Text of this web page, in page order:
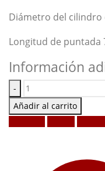
Diámetro del cilindro
Longitud de puntada
Información
-
Añadir al carrito